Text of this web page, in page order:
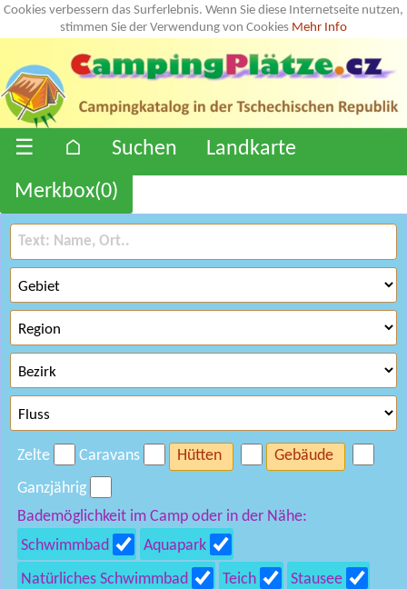
Cookies verbessern das Surferlebnis. Wenn Sie diese Internetseite nutzen,
stimmen Sie der Verwendung von Cookies Mehr Info
☰ ⌂ Suchen
Landkarte
Merkbox(0)
Zelte Caravans Hütten
Gebäude
Ganzjährig
Bademöglichkeit im Camp oder in der Nähe:
Schwimmbad
Aquapark
Natürliches Schwimmbad
Teich
Stausee